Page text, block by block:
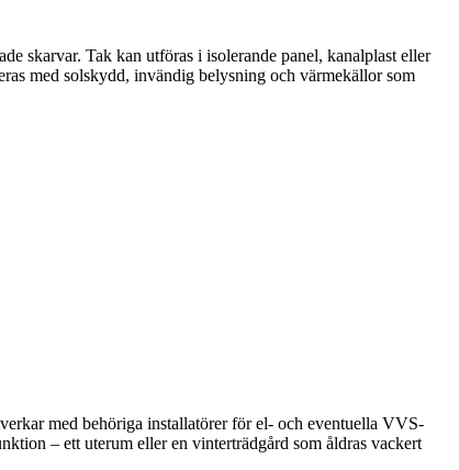
skarvar. Tak kan utföras i isolerande panel, kanalplast eller
med solskydd, invändig belysning och värmekällor som
med behöriga installatörer för el- och eventuella VVS-
– ett uterum eller en vinterträdgård som åldras vackert